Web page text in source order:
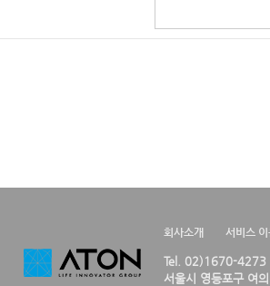
회사소개 서비스
Tel. 02)1670-
서울시 영등포구 여